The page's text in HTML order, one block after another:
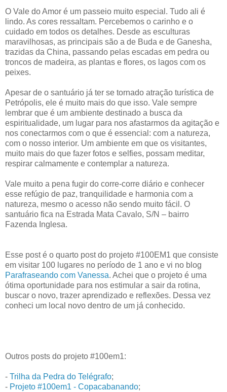
O Vale do Amor é um passeio muito especial. Tudo ali é
lindo. As cores ressaltam. Percebemos o carinho e o
cuidado em todos os detalhes. Desde as esculturas
maravilhosas, as principais são a de Buda e de Ganesha,
trazidas da China, passando pelas escadas em pedra ou
troncos de madeira, as plantas e flores, os lagos com os
peixes.
Apesar de o santuário já ter se tornado atração turística de
Petrópolis, ele é muito mais do que isso. Vale sempre
lembrar que é um ambiente destinado a busca da
espiritualidade, um lugar para nos afastarmos da agitação e
nos conectarmos com o que é essencial: com a natureza,
com o nosso interior. Um ambiente em que os visitantes,
muito mais do que fazer fotos e selfies, possam meditar,
respirar calmamente e contemplar a natureza.
Vale muito a pena fugir do corre-corre diário e conhecer
esse refúgio de paz, tranquilidade e harmonia com a
natureza, mesmo o acesso não sendo muito fácil. O
santuário fica na Estrada Mata Cavalo, S/N – bairro
Fazenda Inglesa.
Esse post é o quarto post do projeto #100EM1 que consiste
em visitar 100 lugares no período de 1 ano e vi no blog
Parafraseando com Vanessa. Achei que o projeto é uma
ótima oportunidade para nos estimular a sair da rotina,
buscar o novo, trazer aprendizado e reflexões. Dessa vez
conheci um local novo dentro de um já conhecido.
Outros posts do projeto #100em1:
- Trilha da Pedra do Telégrafo;
- Projeto #100em1 - Copacabanando;